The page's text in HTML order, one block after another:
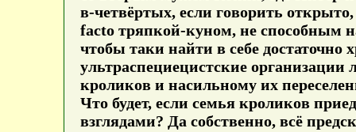
в-четвёртых, если говорить
facto тряпкой-куном, не способным
чтобы таки найти в себе
ультраспециецистские
кроликов и насильному их
Что будет, если семья кроликов
взглядами? Да собственно, всё